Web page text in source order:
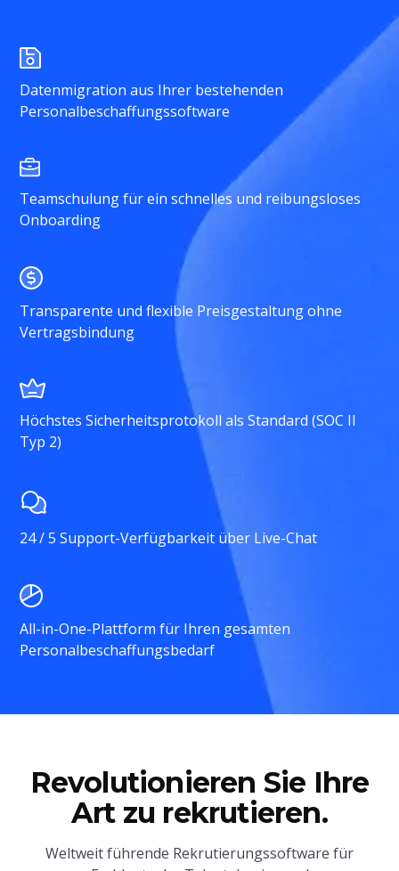
Datenmigration aus Ihrer bestehenden
Personalbeschaffungssoftware
Teamschulung für ein schnelles und reibungsloses
Onboarding
Transparente und flexible Preisgestaltung ohne
Vertragsbindung
Höchstes Sicherheitsprotokoll als Standard (SOC II
Typ 2)
24 / 5 Support-Verfügbarkeit über Live-Chat
All-in-One-Plattform für Ihren gesamten
Personalbeschaffungsbedarf
Revolutionieren Sie Ihre
Art zu rekrutieren.
Weltweit führende Rekrutierungssoftware für